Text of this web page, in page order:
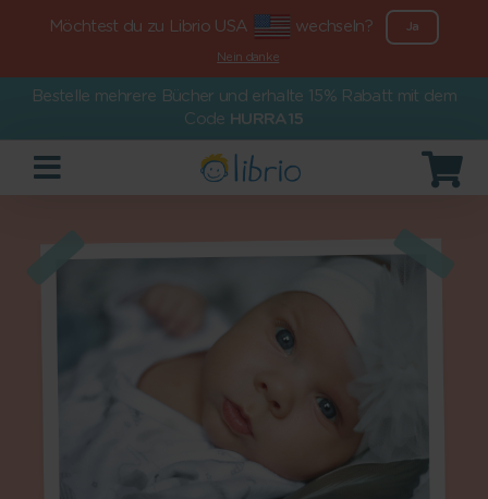
Möchtest du zu Librio USA wechseln? Ja
Nein danke
Bestelle mehrere Bücher und erhalte 15% Rabatt mit dem
Code HURRA15